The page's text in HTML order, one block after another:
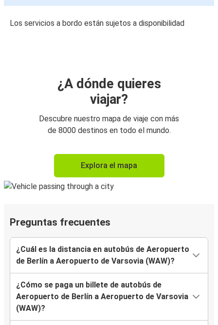
Los servicios a bordo están sujetos a disponibilidad
¿A dónde quieres
viajar?
Descubre nuestro mapa de viaje con más
de 8000 destinos en todo el mundo.
Explora el mapa
Preguntas frecuentes
¿Cuál es la distancia en autobús de Aeropuerto
de Berlín a Aeropuerto de Varsovia (WAW)?
¿Cómo se paga un billete de autobús de
Aeropuerto de Berlín a Aeropuerto de Varsovia
(WAW)?